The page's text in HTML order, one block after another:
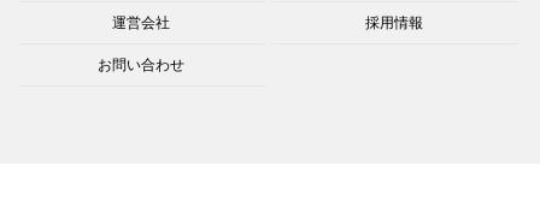
運営会社 採用情報
お問い合わせ